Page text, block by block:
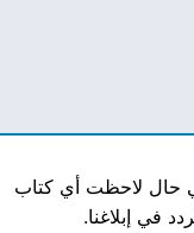
حال لاحظت أي كتاب
في إبلاغنا.